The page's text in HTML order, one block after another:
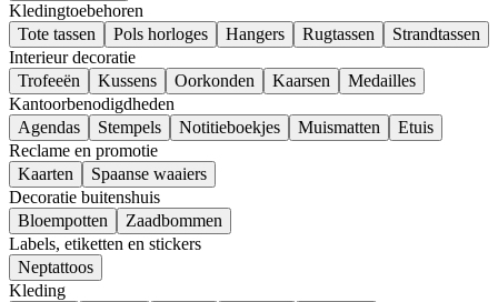
Kledingtoebehoren
Tote tassen
Pols horloges Hangers Rugtassen
Strandtassen
Interieur decoratie
Trofeeën
Kussens Oorkonden Kaarsen
Medailles
Kantoorbenodigdheden
Agendas
Stempels Notitieboekjes Muismatten
Etuis
Reclame en promotie
Kaarten
Spaanse waaiers
Decoratie buitenshuis
Bloempotten
Zaadbommen
Labels, etiketten en stickers
Neptattoos
Kleding